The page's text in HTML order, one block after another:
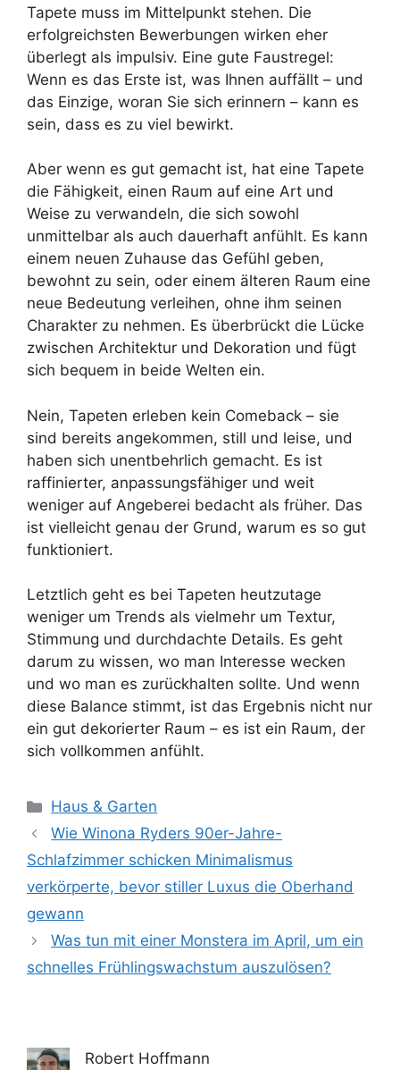
Tapete muss im Mittelpunkt stehen. Die
erfolgreichsten Bewerbungen wirken eher
überlegt als impulsiv. Eine gute Faustregel:
Wenn es das Erste ist, was Ihnen auffällt – und
das Einzige, woran Sie sich erinnern – kann es
sein, dass es zu viel bewirkt.
Aber wenn es gut gemacht ist, hat eine Tapete
die Fähigkeit, einen Raum auf eine Art und
Weise zu verwandeln, die sich sowohl
unmittelbar als auch dauerhaft anfühlt. Es kann
einem neuen Zuhause das Gefühl geben,
bewohnt zu sein, oder einem älteren Raum eine
neue Bedeutung verleihen, ohne ihm seinen
Charakter zu nehmen. Es überbrückt die Lücke
zwischen Architektur und Dekoration und fügt
sich bequem in beide Welten ein.
Nein, Tapeten erleben kein Comeback – sie
sind bereits angekommen, still und leise, und
haben sich unentbehrlich gemacht. Es ist
raffinierter, anpassungsfähiger und weit
weniger auf Angeberei bedacht als früher. Das
ist vielleicht genau der Grund, warum es so gut
funktioniert.
Letztlich geht es bei Tapeten heutzutage
weniger um Trends als vielmehr um Textur,
Stimmung und durchdachte Details. Es geht
darum zu wissen, wo man Interesse wecken
und wo man es zurückhalten sollte. Und wenn
diese Balance stimmt, ist das Ergebnis nicht nur
ein gut dekorierter Raum – es ist ein Raum, der
sich vollkommen anfühlt.
Kategorien
Haus & Garten
Wie Winona Ryders 90er-Jahre-
Schlafzimmer schicken Minimalismus
verkörperte, bevor stiller Luxus die Oberhand
gewann
Was tun mit einer Monstera im April, um ein
schnelles Frühlingswachstum auszulösen?
Robert Hoffmann